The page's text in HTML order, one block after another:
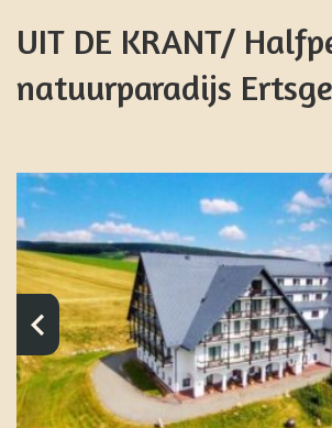
UIT DE KRANT/
natuurparadijs